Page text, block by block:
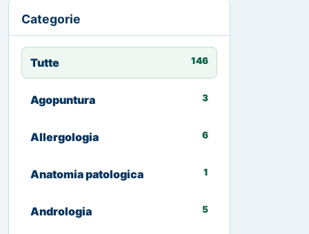
Categorie
Tutte 146
Agopuntura 3
Allergologia 6
Anatomia patologica 1
Andrologia 5